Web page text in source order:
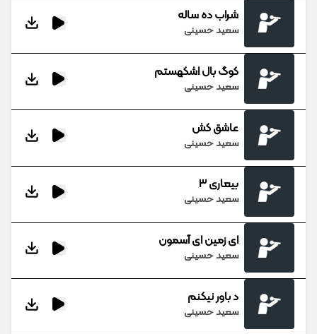
شراب ده ساله
سعید حسینی
کوگ بال اشکهستم
سعید حسینی
عاشق کش
سعید حسینی
بیعاری 3
سعید حسینی
ای زمین ای آسمون
سعید حسینی
د باور نیکنم
سعید حسینی